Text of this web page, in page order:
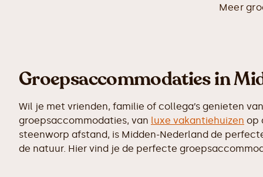
Meer
Groepsaccommodaties in
Wil je met vrienden, familie of collega’s genieten
groepsaccommodaties, van luxe vakantiehuizen op
steenworp afstand, is Midden-Nederland de
de natuur. Hier vind je de perfecte